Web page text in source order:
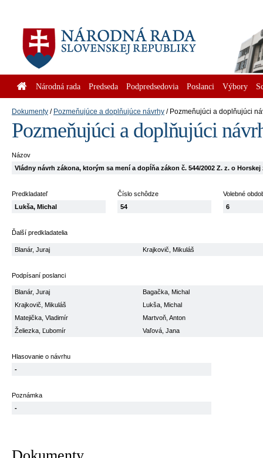
Národná rada Predseda Podpredsedovia Poslanci Výbory
Dokumenty Pozmeňujúce a doplňujúce návrhy Pozmeňujúci a doplňujúci
Pozmeňujúci a doplňujúci
Názov
Vládny návrh zákona, ktorým sa mení a dopĺňa zákon č. 544/2002 Z. z. o
Predkladateľ
Lukša, Michal
Číslo schôdze
54
Volebné
6
Ďalší predkladatelia
Blanár, Juraj Krajkovič, Mikuláš
Podpísaní poslanci
Blanár, Juraj
Bagačka, Michal
Krajkovič, Mikuláš
Lukša, Michal
Matejička, Vladimír
Martvoň, Anton
Želiezka, Ľubomír
Vaľová, Jana
Hlasovanie o návrhu
-
Poznámka
-